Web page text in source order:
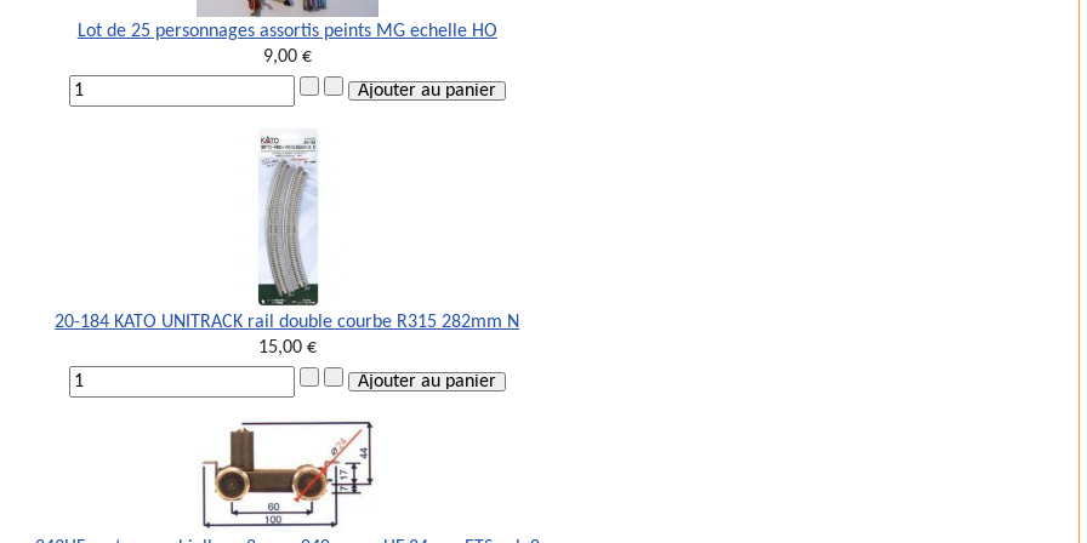
Lot de 25 personnages assortis peints MG echelle HO
9,00 €
20-184 KATO UNITRACK rail double courbe R315 282mm N
15,00 €